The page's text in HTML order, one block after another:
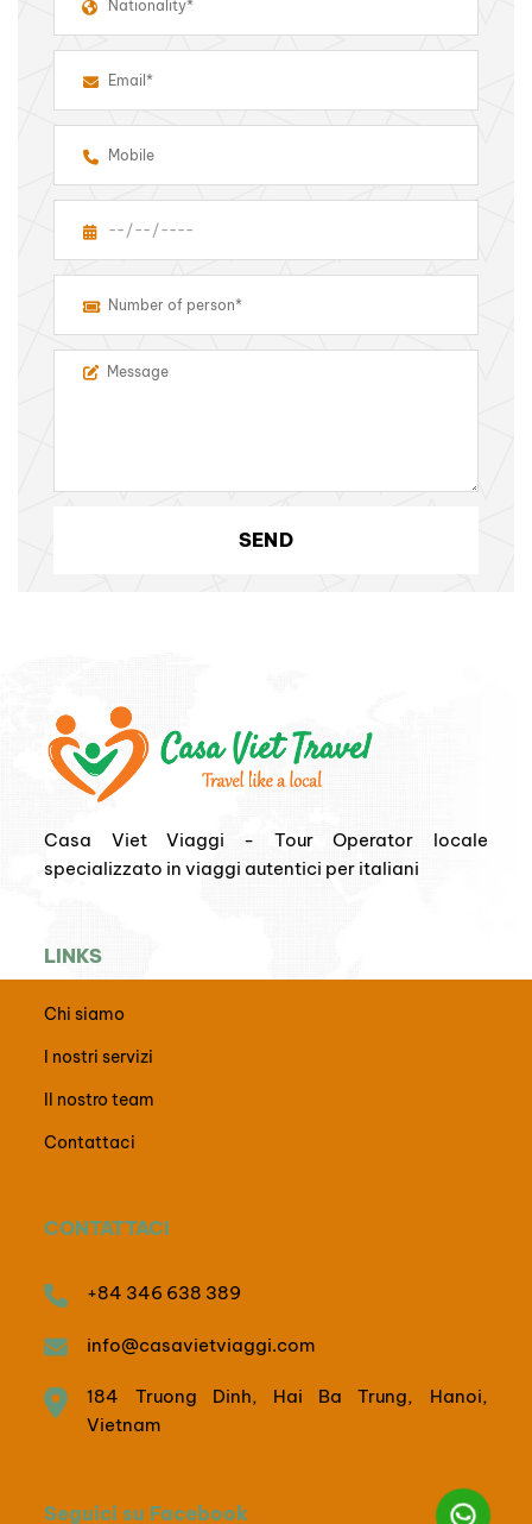
Casa Viet Viaggi - Tour Operator locale
specializzato in viaggi autentici per italiani
LINKS
Chi siamo
I nostri servizi
Il nostro team
Contattaci
CONTATTACI
+84 346 638 389
info@casavietviaggi.com
184 Truong Dinh, Hai Ba Trung, Hanoi,
Vietnam
Seguici su Facebook